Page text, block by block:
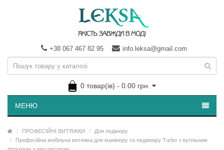
+38 067 467 82 95 info.leksa@gmail.com
0 товар(ів) - 0.00 грн.
МЕНЮ
ПРОФЕСІЙНІ ВИТЯЖКИ
Для педікюру
Професійна мобільна витяжка для манікюру та педикюру Turbo з вугільним